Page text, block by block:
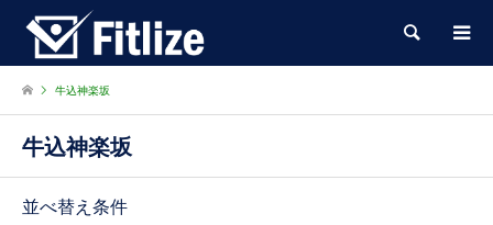
検索
牛込神楽坂
牛込神楽坂
並べ替え条件